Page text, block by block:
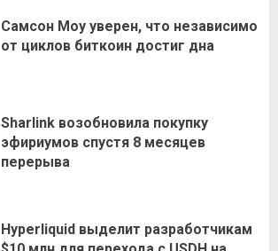
Самсон Моу уверен, что независимо
от циклов биткоин достиг дна
Sharlink возобновила покупку
эфириумов спустя 8 месяцев
перерыва
Hyperliquid выделит разработчикам